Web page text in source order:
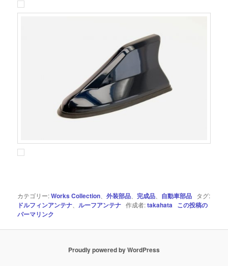
カテゴリー:Works Collection 、外装部品 、完成品 自動車部品 タグ:
ドルフィンアンテナ ルーフアンテナ 作成者:takahata
この投稿の
パーマリンク
Proudly powered by WordPress